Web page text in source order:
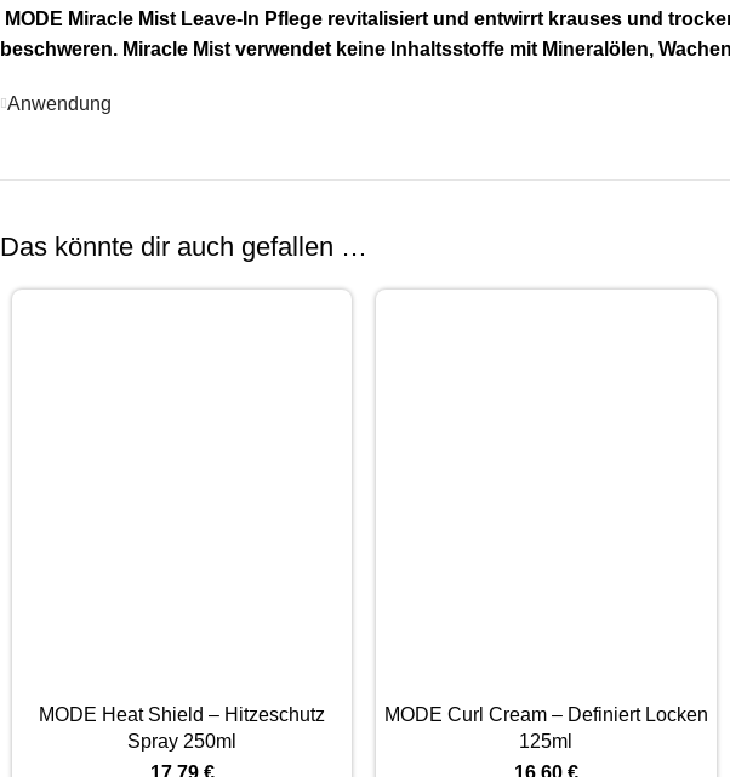
MODE Miracle Mist Leave-In Pflege revitalisiert und entwirrt krauses und
beschweren. Miracle Mist verwendet keine Inhaltsstoffe mit Mineralölen,
Anwendung
Das könnte dir auch gefallen …
MODE Heat Shield – Hitzeschutz
Spray 250ml
17,79 €
MODE Curl Cream – Definiert Locken
125ml
16,60 €